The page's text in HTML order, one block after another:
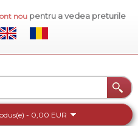
nou pentru a vedea preturile
- 0,00 EUR